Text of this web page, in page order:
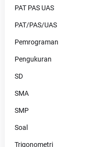
PAT PAS UAS
PAT/PAS/UAS
Pemrograman
Pengukuran
SD
SMA
SMP
Soal
Trigonometri